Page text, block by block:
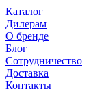
Каталог
Дилерам
О бренде
Блог
Сотрудничество
Доставка
Контакты